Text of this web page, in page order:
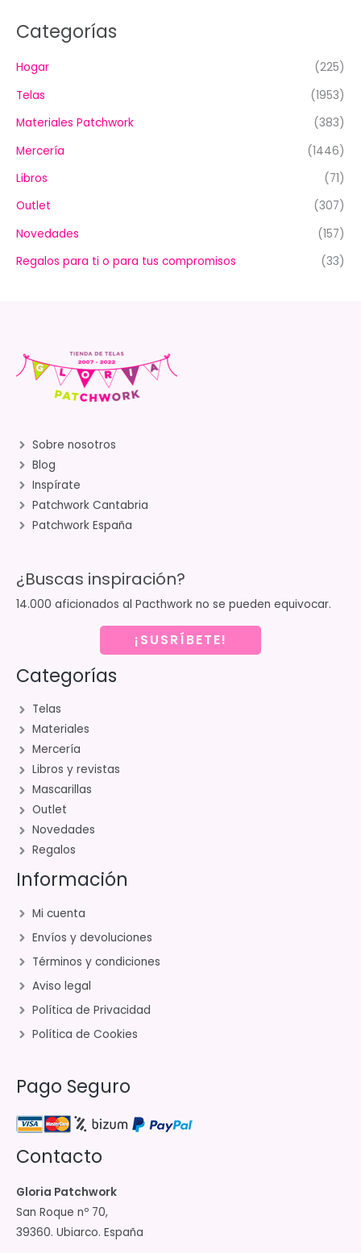
Categorías
Hogar
(225)
Telas
(1953)
Materiales Patchwork
(383)
Mercería
(1446)
Libros
(71)
Outlet
(307)
Novedades
(157)
Regalos para ti o para tus compromisos
(33)
Sobre nosotros
Blog
Inspírate
Patchwork Cantabria
Patchwork España
¿Buscas inspiración?
14.000 aficionados al Pacthwork no se pueden equivocar.
¡SUSRÍBETE!
Categorías
Telas
Materiales
Mercería
Libros y revistas
Mascarillas
Outlet
Novedades
Regalos
Información
Mi cuenta
Envíos y devoluciones
Términos y condiciones
Aviso legal
Política de Privacidad
Política de Cookies
Pago Seguro
Contacto
Gloria Patchwork
San Roque nº 70,
39360. Ubiarco. España